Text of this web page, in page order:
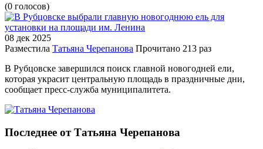
(0 голосов)
08 дек 2025
Разместила Татьяна Черепанова Прочитано 213 раз
В Рубцовске завершился поиск главной новогодней ели,
которая украсит центральную площадь в праздничные дни,
сообщает пресс-служба муниципалитета.
Последнее от Татьяна Черепанова